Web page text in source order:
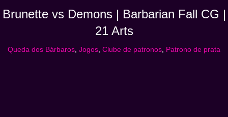
Brunette vs Demons | Barbarian Fall CG |
21 Arts
Queda dos Bárbaros, Jogos, Clube de patronos, Patrono de prata